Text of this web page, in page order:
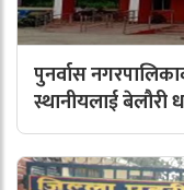
पुनर्वास
स्थानीयलाई बेलौरी